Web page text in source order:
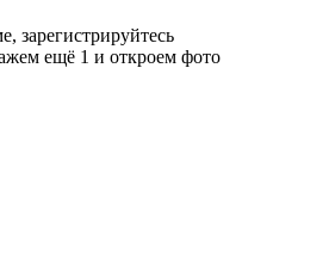
зарегистрируйтесь
ещё 1 и откроем фото